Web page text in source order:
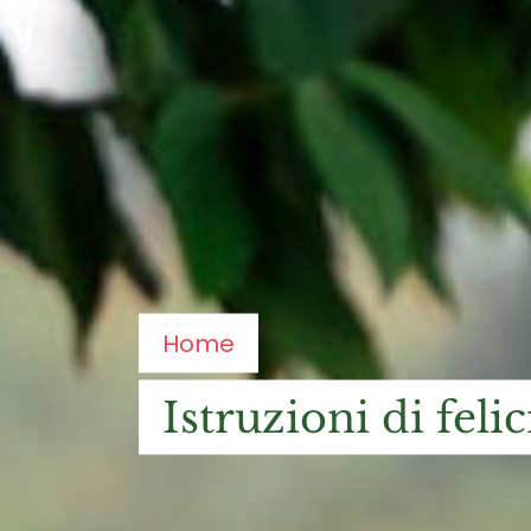
Home
istruzioni di